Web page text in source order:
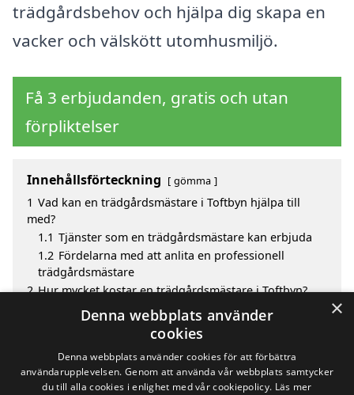
trädgårdsbehov och hjälpa dig skapa en
vacker och välskött utomhusmiljö.
Få 3 erbjudanden, gratis och utan
förpliktelser
Innehållsförteckning gömma
1 Vad kan en trädgårdsmästare i Toftbyn hjälpa till
med?
1.1 Tjänster som en trädgårdsmästare kan erbjuda
1.2 Fördelarna med att anlita en professionell
trädgårdsmästare
2 Hur mycket kostar en trädgårdsmästare i Toftbyn?
Fördelar med att välja trädgårdsmästare i Toftbyn
Sök efter en skicklig trädgårdsmästare i de
omgivande städerna till Toftbyn
×
Denna webbplats använder
cookies
Denna webbplats använder cookies för att förbättra
användarupplevelsen. Genom att använda vår webbplats samtycker
du till alla cookies i enlighet med vår cookiepolicy. Läs mer